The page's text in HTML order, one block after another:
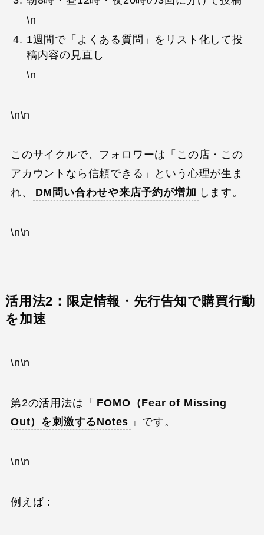
\n
1週間で「よくある質問」をリスト化して投
稿内容の見直し
\n
\n\n
このサイクルで、フォロワーは「この店・この
アカウントなら信頼できる」という心理が生ま
れ、
DM問い合わせや来店予約が増加 します。
\n\n
活用法2：限定情報・先行告知で購買行動
を加速
\n\n
第2の活用法は「 FOMO（Fear of Missing
Out）を刺激するNotes 」です。
\n\n
例えば：